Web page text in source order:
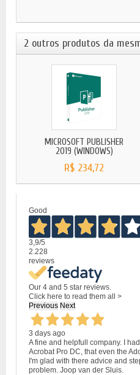
2 outros produtos da
MICROSOFT PUBLISHER
2019 (WINDOWS)
R$ 234,72
Good
3,9/5
2.228
reviews
Our 4 and 5 star reviews.
Click here to read them all >
Previous Next
3 days ago
A fine and helpfull company. I
Acrobat Pro DC, that even the
I'm glad with there advice and
problem. Joop van der Sluis.